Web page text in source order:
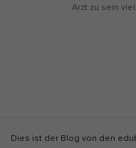
Arzt zu sein
Dies ist der Blog von den